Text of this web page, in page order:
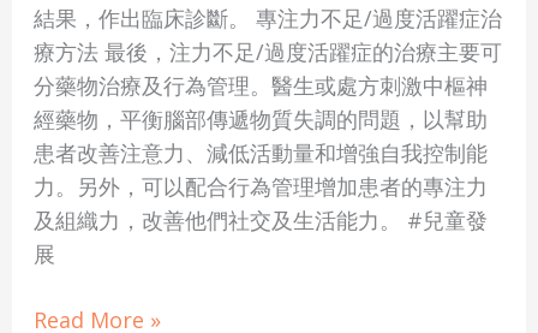
結果，作出臨床診斷。 專注力不足/過度活躍症治
療方法 最後，注力不足/過度活躍症的治療主要可
分藥物治療及行為管理。醫生或處方刺激中樞神
經藥物，平衡腦部傳遞物質失調的問題，以幫助
患者改善注意力、減低活動量和增強自我控制能
力。另外，可以配合行為管理增加患者的專注力
及組織力，改善他們社交及生活能力。 #兒童發
展
Read More »